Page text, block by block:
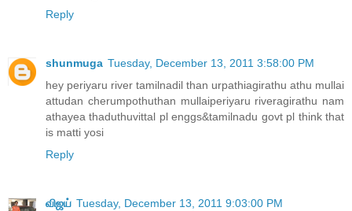
Reply
shunmuga Tuesday, December 13, 2011 3:58:00 PM
hey periyaru river tamilnadil than urpathiagirathu athu mullai
attudan cherumpothuthan mullaiperiyaru riveragirathu nam
athayea thaduthuvittal pl enggs&tamilnadu govt pl think that
is matti yosi
Reply
விஜய் Tuesday, December 13, 2011 9:03:00 PM